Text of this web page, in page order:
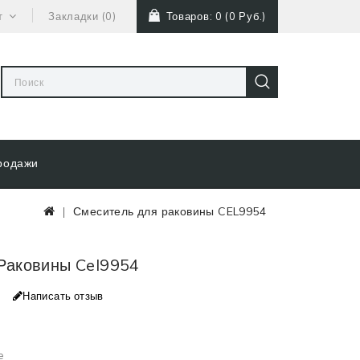
Закладки (0) Товаров: 0 (0 Руб.)
Смеситель для раковины CEL9954
Cel9954
Написать отзыв